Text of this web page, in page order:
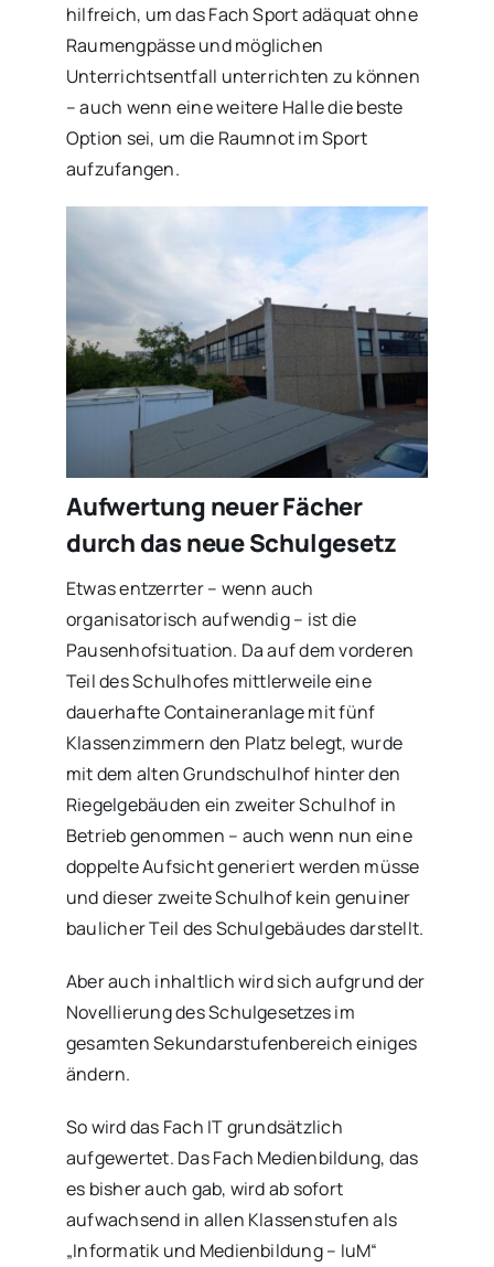
hilfreich, um das Fach Sport adäquat ohne
Raumengpässe und möglichen
Unterrichtsentfall unterrichten zu können
– auch wenn eine weitere Halle die beste
Option sei, um die Raumnot im Sport
aufzufangen.
Aufwertung neuer Fächer
durch das neue Schulgesetz
Etwas entzerrter – wenn auch
organisatorisch aufwendig – ist die
Pausenhofsituation. Da auf dem vorderen
Teil des Schulhofes mittlerweile eine
dauerhafte Containeranlage mit fünf
Klassenzimmern den Platz belegt, wurde
mit dem alten Grundschulhof hinter den
Riegelgebäuden ein zweiter Schulhof in
Betrieb genommen – auch wenn nun eine
doppelte Aufsicht generiert werden müsse
und dieser zweite Schulhof kein genuiner
baulicher Teil des Schulgebäudes darstellt.
Aber auch inhaltlich wird sich aufgrund der
Novellierung des Schulgesetzes im
gesamten Sekundarstufenbereich einiges
ändern.
So wird das Fach IT grundsätzlich
aufgewertet. Das Fach Medienbildung, das
es bisher auch gab, wird ab sofort
aufwachsend in allen Klassenstufen als
„Informatik und Medienbildung – IuM“